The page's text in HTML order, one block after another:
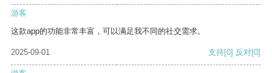
游客
这款app的功能非常丰富，可以满足我不同的社交需求。
2025-09-01 支持[0] 反对[0]